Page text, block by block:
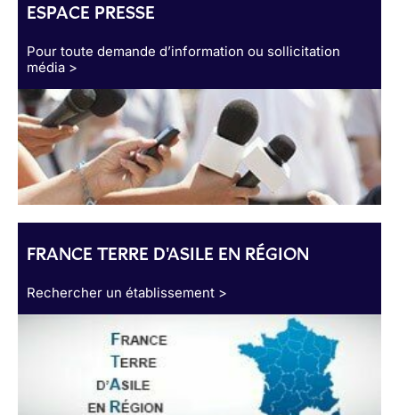
ESPACE PRESSE
Pour toute demande d’information ou sollicitation
média >
FRANCE TERRE D'ASILE EN RÉGION
Rechercher un établissement >